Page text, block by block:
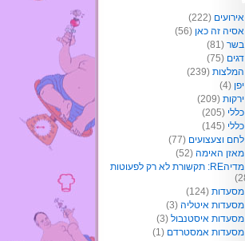
אירועים (222)
אסיה זה כאן (56)
בשר (81)
דגים (75)
המלצות (239)
יפן (4)
ירקות (209)
כללי (205)
כללי (145)
לחם וצעצועים (77)
מאזן האימה (52)
מדיהRE: תקשורת לא רק לפעוטות
מסעדות (124)
מסעדות איטליה (3)
מסעדות איסטנבול (3)
מסעדות אמסטרדם (1)